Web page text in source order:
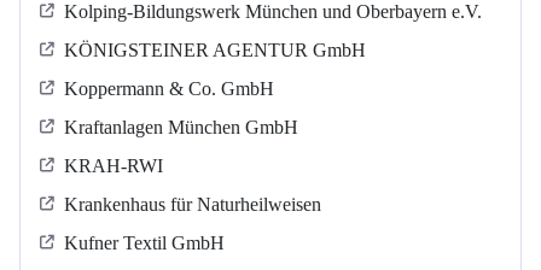
Kolping-Bildungswerk München und Oberbayern e.V.
KÖNIGSTEINER AGENTUR GmbH
Koppermann & Co. GmbH
Kraftanlagen München GmbH
KRAH-RWI
Krankenhaus für Naturheilweisen
Kufner Textil GmbH